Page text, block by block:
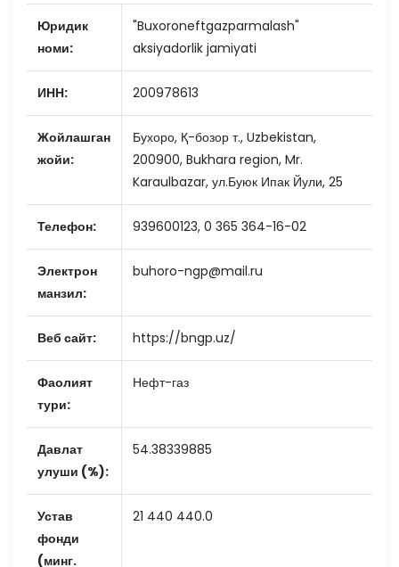
Юридик
номи:
"Buxoroneftgazparmalash"
aksiyadorlik jamiyati
ИНН: 200978613
Жойлашган
жойи:
Бухоро, Қ-бозор т., Uzbekistan,
200900, Bukhara region, Mr.
Karaulbazar, ул.Буюк Ипак Йули, 25
Телефон: 939600123, 0 365 364-16-02
Электрон
манзил:
buhoro-ngp@mail.ru
Веб сайт: https://bngp.uz/
Фаолият
тури:
Нефт-газ
Давлат
улуши (%):
54.38339885
Устав
фонди
(минг.
21 440 440.0